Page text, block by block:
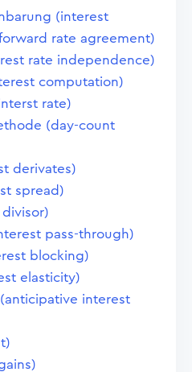
(interest
rate agreement)
rate independence)
computation)
rate)
(day-count
derivates)
spread)
pass-through)
blocking)
elasticity)
interest